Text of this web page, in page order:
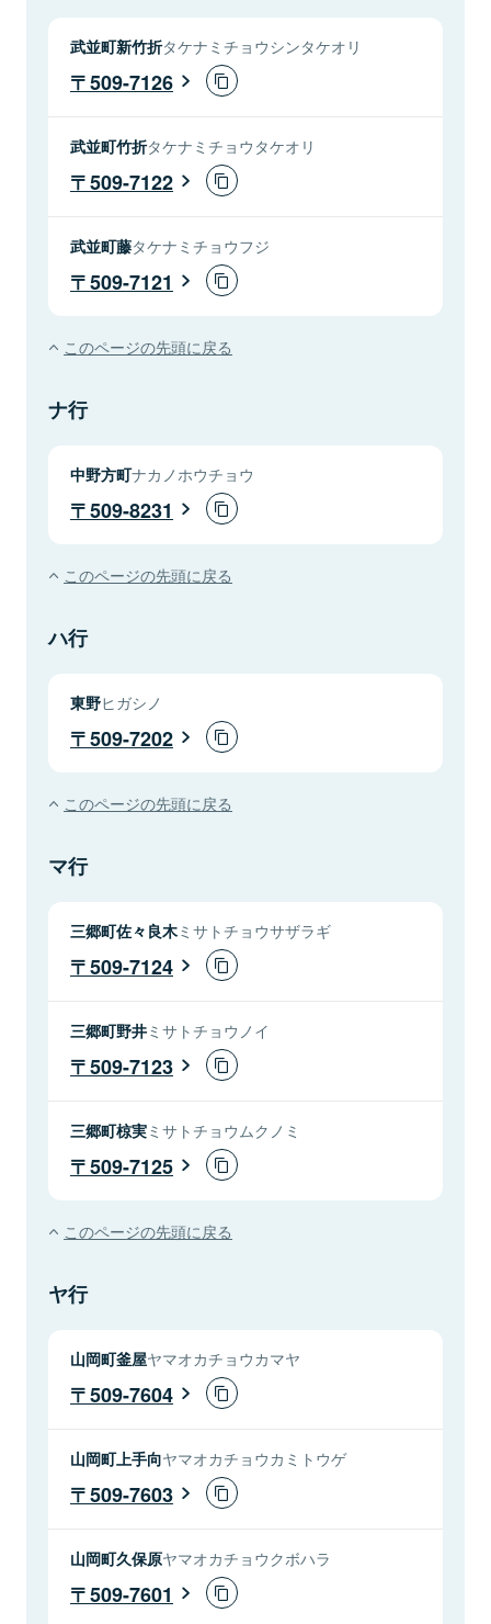
武並町新竹折タケナミチョウシンタケオリ
509-7126
武並町竹折タケナミチョウタケオリ
509-7122
武並町藤タケナミチョウフジ
509-7121
このページの先頭に戻る
ナ行
中野方町ナカノホウチョウ
509-8231
このページの先頭に戻る
ハ行
東野ヒガシノ
509-7202
このページの先頭に戻る
マ行
三郷町佐々良木ミサトチョウサザラギ
509-7124
三郷町野井ミサトチョウノイ
509-7123
三郷町椋実ミサトチョウムクノミ
509-7125
このページの先頭に戻る
ヤ行
山岡町釜屋ヤマオカチョウカマヤ
509-7604
山岡町上手向ヤマオカチョウカミトウゲ
509-7603
山岡町久保原ヤマオカチョウクボハラ
509-7601